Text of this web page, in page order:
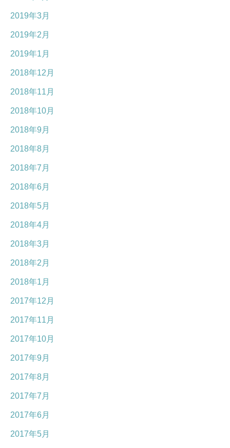
2019年3月
2019年2月
2019年1月
2018年12月
2018年11月
2018年10月
2018年9月
2018年8月
2018年7月
2018年6月
2018年5月
2018年4月
2018年3月
2018年2月
2018年1月
2017年12月
2017年11月
2017年10月
2017年9月
2017年8月
2017年7月
2017年6月
2017年5月